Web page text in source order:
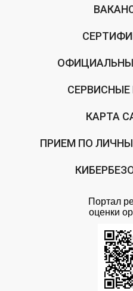
КАРТА
ПРИЕМ ПО
Портал
оценки